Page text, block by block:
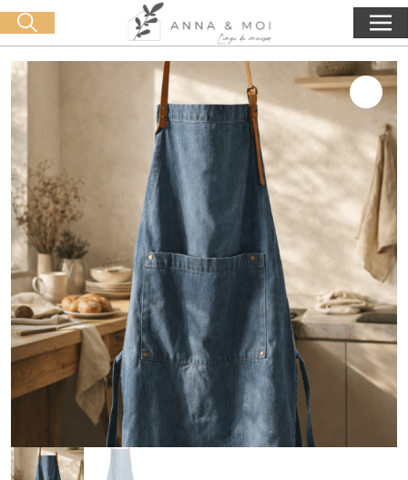
Livraison offerte dès 60€ d'achat 0,00€
Lancer la recherche